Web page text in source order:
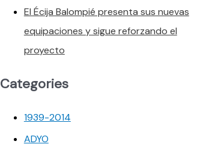
El Écija Balompié presenta sus nuevas
equipaciones y sigue reforzando el
proyecto
Categories
1939-2014
ADYO